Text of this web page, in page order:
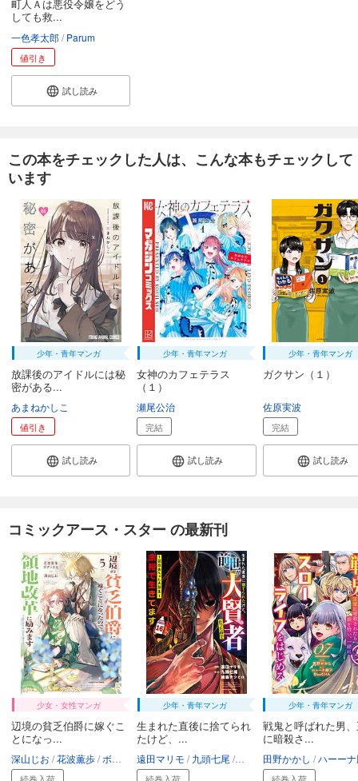
町人Ａは悪役令嬢をどう
しても救...
一色孝太郎 Parum
値引き
試し読み
この本をチェックした人は、こんな本もチェックして
います
少年・青年マンガ
放課後のアイドルには秘
密がある...
あまねかしこ
値引き
試し読み
少年・青年マンガ
女神のカフェテラス
（１）
瀬尾公治
完結
試し読み
少年・青年マンガ
ガクサン（１）
佐原実波
完結
試し読み
コミックアース・スター の最新刊
少女・女性マンガ
辺境の貧乏伯爵に嫁ぐこ
とになっ...
深山じお 花波薫歩 ボダックス
少年・青年マンガ
生まれた直後に捨てられ
たけど、...
遠田マリモ 九頭七尾 鍋島テツヒロ
少年・青年マンガ
戦鬼と呼ばれた男
に暗殺さ...
田野かかし ハーーナ